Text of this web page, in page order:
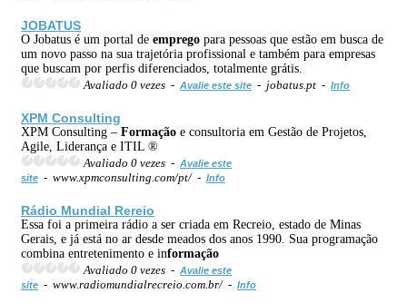
JOBATUS
O Jobatus é um portal de emprego para pessoas que estão em busca de
um novo passo na sua trajetória profissional e também para empresas
que buscam por perfis diferenciados, totalmente grátis.
Avaliado 0 vezes - Avalie este site - jobatus.pt - Info
XPM Consulting
XPM Consulting – Formação e consultoria em Gestão de Projetos,
Agile, Liderança e ITIL ®
Avaliado 0 vezes - Avalie este
site - www.xpmconsulting.com/pt/ - Info
Rádio Mundial Rereio
Essa foi a primeira rádio a ser criada em Recreio, estado de Minas
Gerais, e já está no ar desde meados dos anos 1990. Sua programação
combina entretenimento e informação
Avaliado 0 vezes - Avalie este
site - www.radiomundialrecreio.com.br/ - Info